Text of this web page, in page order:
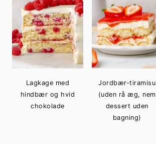
Lagkage med
hindbær og hvid
chokolade
Jordbær-tiramisu
(uden rå æg, nem
dessert uden
bagning)